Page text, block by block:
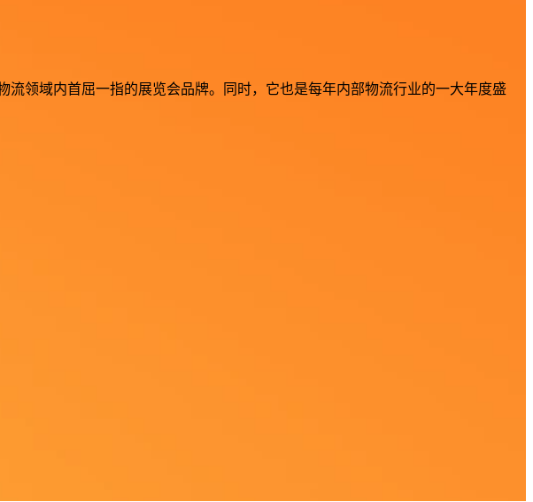
领域内首屈一指的展览会品牌。同时，它也是每年内部物流行业的一大年度盛